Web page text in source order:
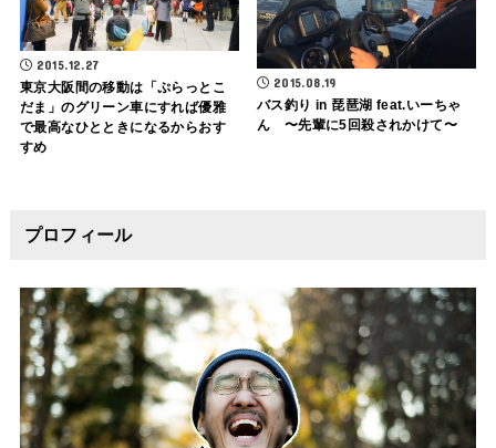
2015.12.27
東京大阪間の移動は「ぷらっとこ
だま」のグリーン車にすれば優雅
で最高なひとときになるからおす
すめ
2015.08.19
バス釣り in 琵琶湖 feat.いーちゃ
ん 〜先輩に5回殺されかけて〜
プロフィール